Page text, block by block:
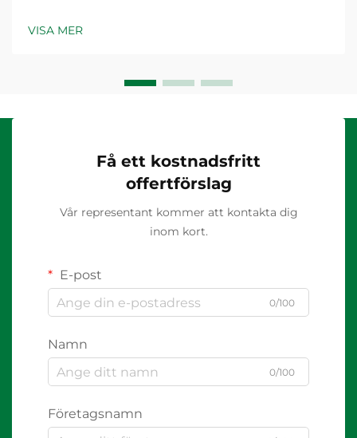
VISA MER
Få ett kostnadsfritt
offertförslag
Vår representant kommer att kontakta dig
inom kort.
E-post
0/100
Namn
0/100
Företagsnamn